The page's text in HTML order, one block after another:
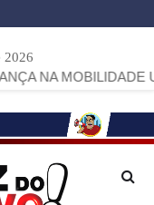
2026
URBANA